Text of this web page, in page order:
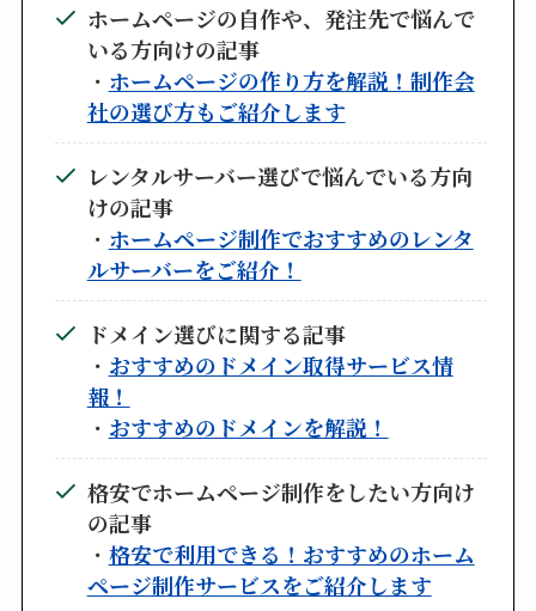
ホームページの自作や、発注先で悩んで
いる方向けの記事
・ ホームページの作り方を解説！制作会
社の選び方もご紹介します
レンタルサーバー選びで悩んでいる方向
けの記事
・ ホームページ制作でおすすめのレンタ
ルサーバーをご紹介！
ドメイン選びに関する記事
・ おすすめのドメイン取得サービス情
報！
・ おすすめのドメインを解説！
格安でホームページ制作をしたい方向け
の記事
・ 格安で利用できる！おすすめのホーム
ページ制作サービスをご紹介します